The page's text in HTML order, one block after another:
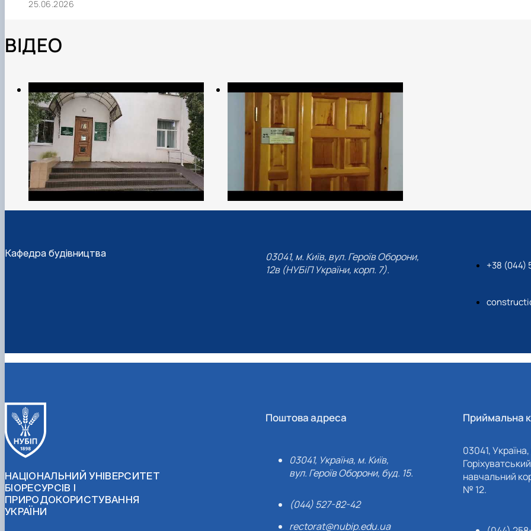
25.06.2026
ВІДЕО
Кафедра будівництва
03041, м. Київ, вул. Героїв Оборони,
12в (НУБіП України, корп. 7).
+38 (044)
НАЦІОНАЛЬНИЙ УНІВЕРСИТЕТ
БІОРЕСУРСІВ І
ПРИРОДОКОРИСТУВАННЯ
УКРАЇНИ
Поштова адреса
03041, Україна, м. Київ,
вул. Героїв Оборони, буд. 15.
(044) 527-82-42
rectorat@nubip.edu.ua
Приймальна
03041,
навчальний
№ 12.